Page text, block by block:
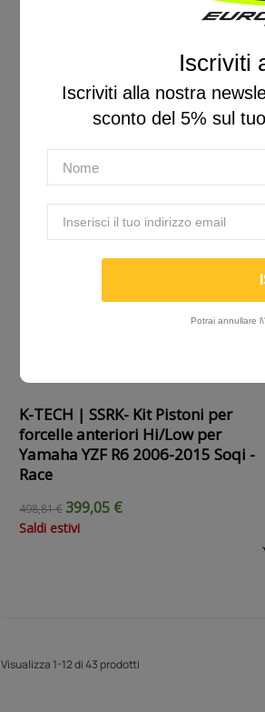
K-TECH | SSRK- Kit Pistoni per
forcelle anteriori Hi/Low per
Yamaha YZF R6 2006-2015 Soqi -
Race
498,81 €399,05 €
Saldi estivi
Visualizza 1-12 di 43 prodotti
Iscriviti
Iscriviti alla nostra
sconto del 5% sul
Potrai annullare